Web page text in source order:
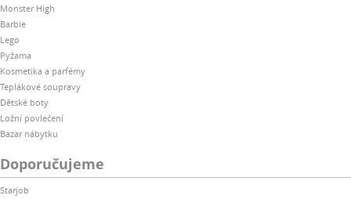
Monster High
Barbie
Lego
Pyžama
Kosmetika a parfémy
Teplákové soupravy
Dětské boty
Ložní povlečení
Bazar nábytku
Doporučujeme
Starjob